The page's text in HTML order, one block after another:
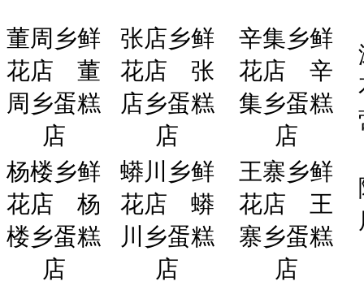
董周乡鲜
花店
董
周乡蛋糕
店
张店乡鲜
花店
张
店乡蛋糕
店
辛集乡鲜
花店
辛
集乡蛋糕
店
杨楼乡鲜
花店
杨
楼乡蛋糕
店
蟒川乡鲜
花店
蟒
川乡蛋糕
店
王寨乡鲜
花店
王
寨乡蛋糕
店